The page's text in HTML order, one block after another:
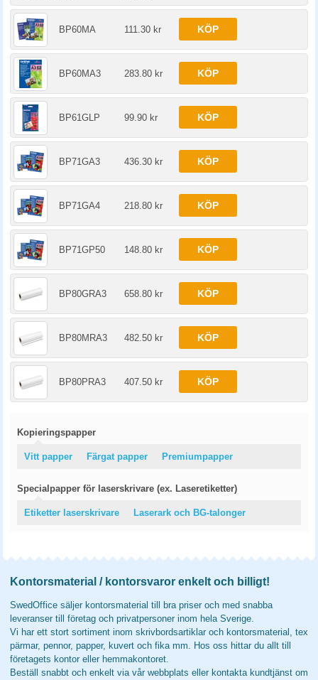
BP60MA 111.30 kr KÖP
BP60MA3 283.80 kr KÖP
BP61GLP 99.90 kr KÖP
BP71GA3 436.30 kr KÖP
BP71GA4 218.80 kr KÖP
BP71GP50 148.80 kr KÖP
BP80GRA3 658.80 kr KÖP
BP80MRA3 482.50 kr KÖP
BP80PRA3 407.50 kr KÖP
Kopieringspapper
Vitt papper Färgat papper Premiumpapper
Specialpapper för laserskrivare (ex. Laseretiketter)
Etiketter laserskrivare Laserark och BG-talonger
Kontorsmaterial / kontorsvaror enkelt och billigt!
SwedOffice säljer kontorsmaterial till bra priser och med snabba
leveranser till företag och privatpersoner inom hela Sverige.
Vi har ett stort sortiment inom skrivbordsartiklar och kontorsmaterial, tex
pärmar, pennor, papper, kuvert och fika mm. Hos oss hittar du allt till
företagets kontor eller hemmakontoret.
Beställ snabbt och enkelt via vår webbplats eller kontakta kundtjänst om